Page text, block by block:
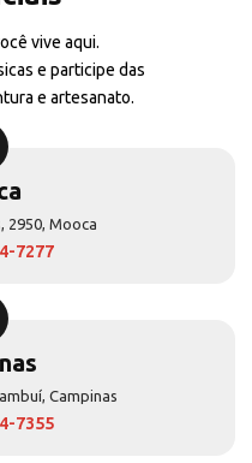
vive aqui.
e participe das
e artesanato.
2950, Mooca
7277
Campinas
7355